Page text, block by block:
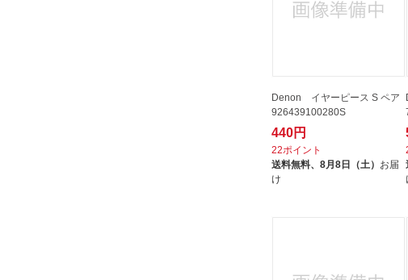
Denon イヤーピース S ペア
926439100280S
440円
22ポイント
送料無料、 8月8日（土） お届
け